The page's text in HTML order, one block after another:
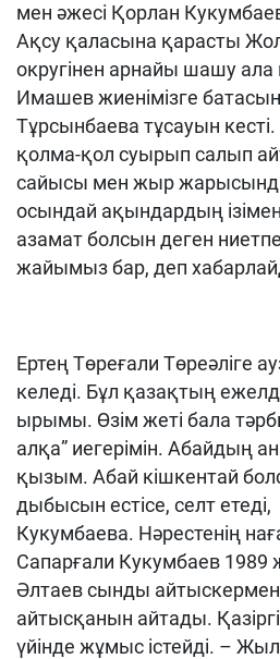
мен әжесі Қорлан
Ақсу қаласына қарасты
округінен арнайы шашу
Имашев жиенімізге
Тұрсынбаева тұсауын
қолма-қол суырып салып
сайысы мен жыр
осындай ақындардың
азамат болсын деген
жайымыз бар, деп
Ертең Төреғали Төреәліге
келеді. Бұл қазақтың
ырымы. Өзім жеті бала
алқа” иегерімін. Абайдың
қызым. Абай кішкентай
дыбысын естісе, селт
Кукумбаева. Нәрестенің
Сапарғали Кукумбаев
Әлтаев сынды айтыскермен
айтысқанын айтады.
үйінде жұмыс істейді. – Жыл